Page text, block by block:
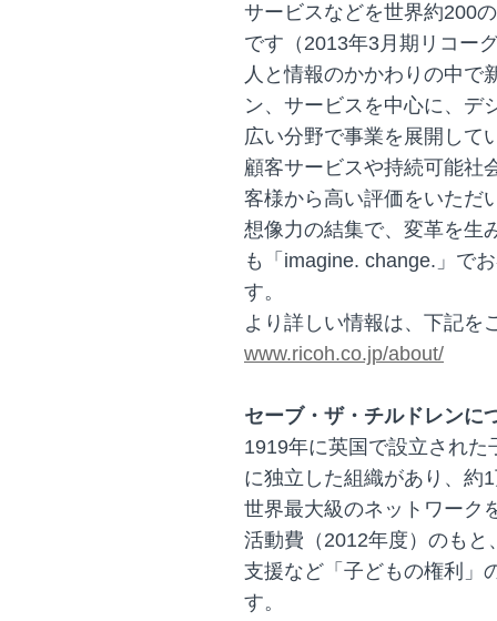
サービスなどを世界約200
です（2013年3月期リコー
人と情報のかかわりの中で
ン、サービスを中心に、デ
広い分野で事業を展開して
顧客サービスや持続可能社
客様から高い評価をいただ
想像力の結集で、変革を生
も「imagine. change.」で
す。
より詳しい情報は、下記を
www.ricoh.co.jp/about/
セーブ・ザ・チルドレンに
1919年に英国で設立され
に独立した組織があり、約
世界最大級のネットワーク
活動費（2012年度）のも
支援など「子どもの権利」
す。